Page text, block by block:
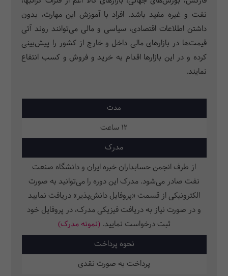
نفت و غیره مفید باشد. افراد با آموزش این مهارت، بدون
داشتن اطلاعات اقتصادی، سیاسی و مالی می‌توانند روند آتی
قیمت‌ها در بازارهای مالی داخل و خارج از کشور را پیش‌بینی
کرده و در این بازارها اقدام به خرید و فروش و کسب انتفاع
نمایند.
مدت
12 ساعت
مدرک
از طرف انجمن حسابداران خبره ایران و دانشگاه صنعت
نفت صادر می‌شود. مدرک این دوره را می‌توانید به صورت
الکترونیکی از قسمت «پروفایل دانش‌پذیر» دریافت نمایید
و در صورت نیاز به دریافت فیزیکی مدرک، در پروفایل خود
ثبت‌ درخواست نمایید.(نمونه مدرک)
نحوه پرداخت
پرداخت به صورت نقدی